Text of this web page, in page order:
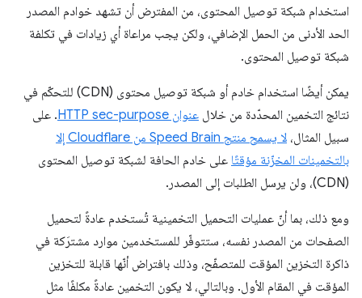
استخدام شبكة توصيل المحتوى، من المفترض أن تشهد خوادم المصدر
الحد الأدنى من الحمل الإضافي، ولكن يجب مراعاة أي زيادات في تكلفة
شبكة توصيل المحتوى.
يمكن أيضًا استخدام خادم أو شبكة توصيل محتوى (CDN) للتحكّم في
نتائج التخمين المحدّدة من خلال عنوان HTTP sec-purpose
. على
سبيل المثال،
لا يسمح منتج Speed Brain من Cloudflare إلا
بالتخمينات المخزّنة مؤقتًا على خادم الحافة لشبكة توصيل المحتوى
(CDN)، ولن يرسل الطلبات إلى المصدر.
ومع ذلك، بما أنّ عمليات التحميل التخمينية تُستخدم عادةً لتحميل
الصفحات من المصدر نفسه، ستتوفّر للمستخدمين موارد مشترَكة في
ذاكرة التخزين المؤقت للمتصفّح، وذلك بافتراض أنّها قابلة للتخزين
المؤقت في المقام الأول. وبالتالي، لا يكون التخمين عادةً مكلفًا مثل